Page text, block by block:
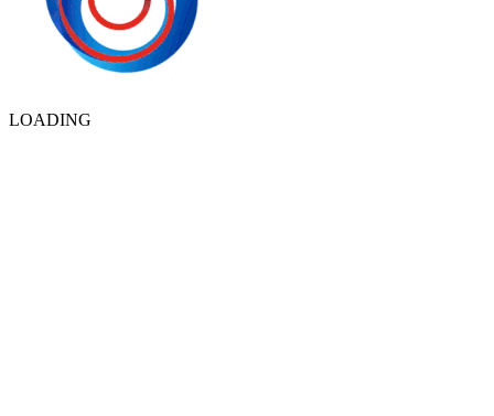
LOADING